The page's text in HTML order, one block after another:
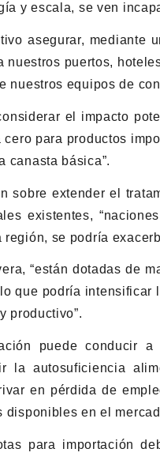
y escala, se ven
asegurar, mediante
nuestros puertos,
nuestros equipos de
el impacto
para productos
canasta básica”.
sobre extender el
existentes,
región, se podría
“están dotadas de
que podría
productivo”.
puede conducir
la autosuficiencia
en pérdida de
disponibles en el
para importación